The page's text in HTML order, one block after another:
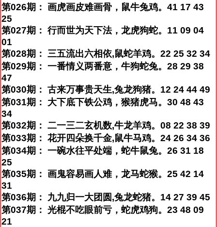
第026期： 画虎画皮难画骨，鼠牛兔鸡。41 17 43
25
第027期： 行而世为天下法，龙虎狗蛇。11 09 04
01
第028期： 三五流出六相依,鼠蛇羊鸡。22 25 32 34
第029期： 一番情义两番意，牛狗蛇兔。28 29 38
47
第030期： 古来万事贵天生,兔龙狗猪。12 24 44 49
第031期： 大下底下铁公鸡，猴猪虎马。30 48 43
34
第032期： 二一三二玄机数,牛龙羊鸡。08 22 38 39
第033期： 花开四朵换千金,鼠牛马鸡。24 26 34 36
第034期： 一碗水往平处端，蛇牛鼠兔。26 31 18
25
第035期： 画鬼容易画人难，龙马蛇猴。25 42 14
31
第036期： 九九归一大团圆,兔龙蛇猪。14 27 39 45
第037期： 光棍不吃眼前亏，蛇虎鸡狗。23 48 09
21